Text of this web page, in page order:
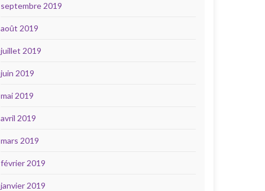
septembre 2019
août 2019
juillet 2019
juin 2019
mai 2019
avril 2019
mars 2019
février 2019
janvier 2019